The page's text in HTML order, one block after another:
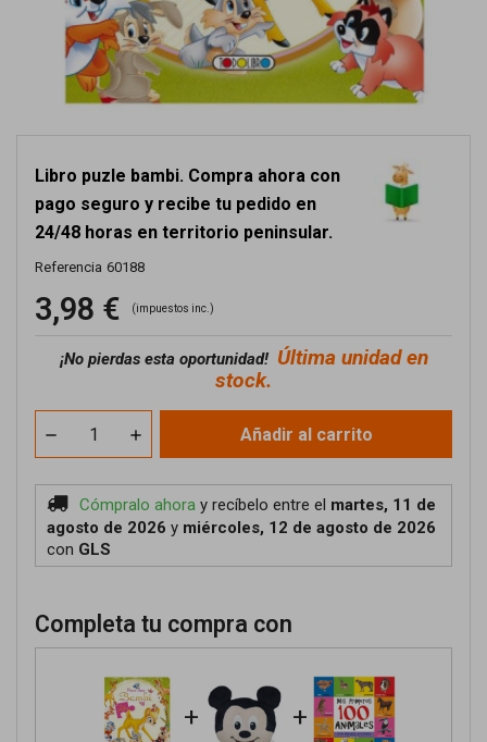
Libro puzle bambi. Compra ahora con
pago seguro y recibe tu pedido en
24/48 horas en territorio peninsular.
Referencia 60188
3,98 € (impuestos inc.)
¡No pierdas esta oportunidad! Última unidad en
stock.
Añadir al carrito
Cómpralo ahora y recíbelo entre el martes, 11 de
agosto de 2026 y miércoles, 12 de agosto de 2026
con GLS
Completa tu compra con
+ +